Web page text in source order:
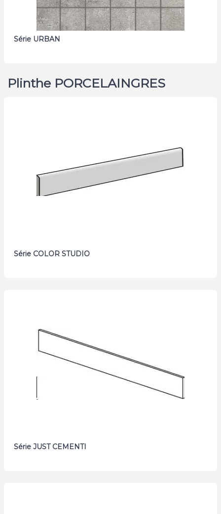
Série URBAN
Plinthe PORCELAINGRES
Série COLOR STUDIO
Série JUST CEMENTI